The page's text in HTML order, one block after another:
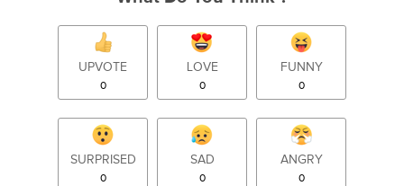
UPVOTE
0
LOVE
0
FUNNY
0
SURPRISED
0
SAD
0
ANGRY
0